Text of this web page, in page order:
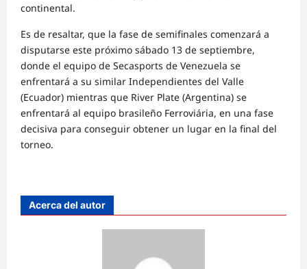
continental.
Es de resaltar, que la fase de semifinales comenzará a
disputarse este próximo sábado 13 de septiembre,
donde el equipo de Secasports de Venezuela se
enfrentará a su similar Independientes del Valle
(Ecuador) mientras que River Plate (Argentina) se
enfrentará al equipo brasileño Ferroviária, en una fase
decisiva para conseguir obtener un lugar en la final del
torneo.
Acerca del autor